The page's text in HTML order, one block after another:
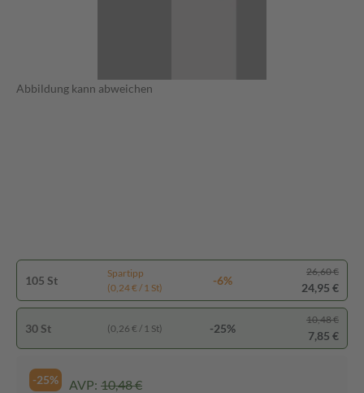
Abbildung kann abweichen
105 St
Spartipp
(0,24 € / 1 St)
-6%
26,60 €
24,95 €
30 St (0,26 € / 1 St) -25%
10,48 €
7,85 €
-25% AVP: 10,48 €